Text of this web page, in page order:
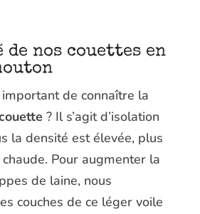
de nos couettes en
de connaître la
? Il s’agit d’isolation
la densité est élevée, plus
Pour augmenter la
de laine, nous
couches de ce léger voile